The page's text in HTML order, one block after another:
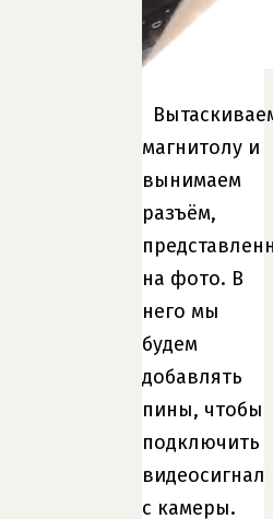
магнитолу и
вынимаем
разъём,
на фото. В
него мы
будем
добавлять
пины, чтобы
подключить
видеосигнал
с камеры.